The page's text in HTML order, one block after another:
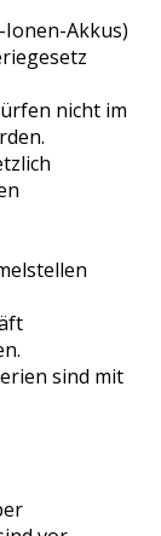
Akkus)
nicht im
sind mit